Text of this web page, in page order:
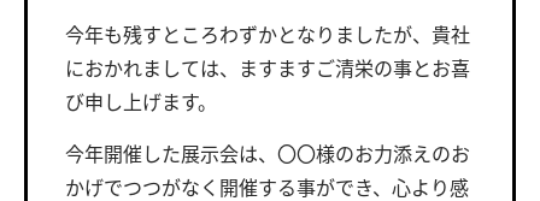
今年も残すところわずかとなりましたが、貴社
におかれましては、ますますご清栄の事とお喜
び申し上げます。
今年開催した展示会は、〇〇様のお力添えのお
かげでつつがなく開催する事ができ、心より感